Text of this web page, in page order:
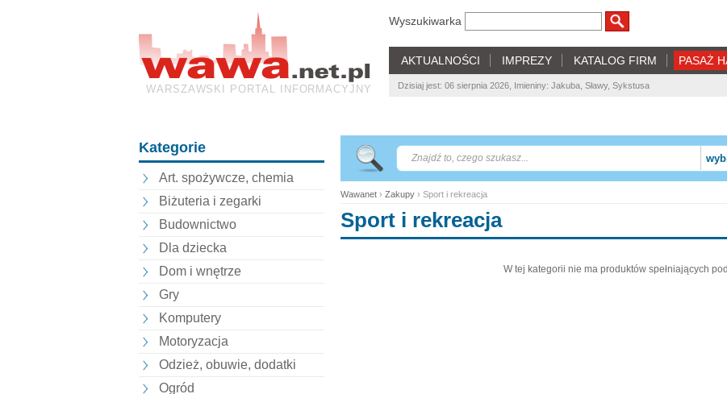
WARSZAWSKI PORTAL INFORMACYJNY
Wyszukiwarka
AKTUALNOŚCI IMPREZY KATALOG FIRM PASAŻ
Dzisiaj jest: 06 sierpnia 2026, Imieniny: Jakuba, Sławy, Sykstusa
Kategorie
Art. spożywcze, chemia
Biżuteria i zegarki
Budownictwo
Dla dziecka
Dom i wnętrze
Gry
Komputery
Motoryzacja
Odzież, obuwie, dodatki
Ogród
Wawanet › Zakupy › Sport i rekreacja
Sport i rekreacja
W tej kategorii nie ma produktów spełniających